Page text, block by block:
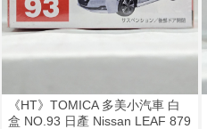
《HT》TOMICA 多美小汽車 白
盒 NO.93 日產 Nissan LEAF 879